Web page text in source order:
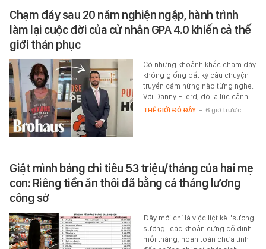
Chạm đáy sau 20 năm nghiện ngập, hành trình
làm lại cuộc đời của cử nhân GPA 4.0 khiến cả thế
giới thán phục
Có những khoảnh khắc chạm đáy
không giống bất kỳ câu chuyện
truyền cảm hứng nào từng nghe.
Với Danny Ellerd, đó là lúc cảnh…
THẾ GIỚI ĐÓ ĐÂY - 6 giờ trước
Giật mình bảng chi tiêu 53 triệu/tháng của hai mẹ
con: Riêng tiền ăn thôi đã bằng cả tháng lương
công sở
Đây mới chỉ là việc liệt kê "sương
sương" các khoản cứng cố định
mỗi tháng, hoàn toàn chưa tính